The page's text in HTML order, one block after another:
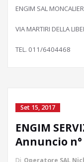
ENGIM SAL
VIA MARTIRI DELLA
TEL. 011/6404468
Set 15, 2017
ENGIM
Annuncio n°
Di Operatore SAL